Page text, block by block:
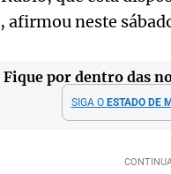
afirmou neste
Fique por dentro das
SIGA O ESTADO DE